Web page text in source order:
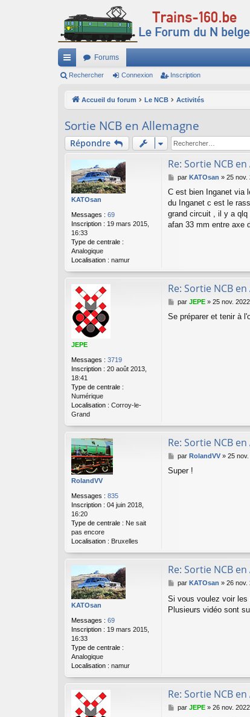
ac
ci
s
Forums
Rechercher Connexion Inscription
Accueil du forum Le NCB Activités
Sortie NCB en Allemagne
Répondre
KATOsan
Messages : 69
Inscription : 19 mars 2015,
16:33
Type de centrale :
Analogique
Localisation : namur
Re: Sortie NCB
M
s
s
a
g
par KATOsan » 25 nov.
C est bien Inganet via
du Inganet c est le
grand circuit , il y a
afan 33 mm entre axe
JEPE
Messages : 3719
Inscription : 20 août 2013,
18:41
Type de centrale :
Numérique
Localisation : Corroy-le-
Grand
Re: Sortie NCB
M
s
par JEPE» 25 nov.
Se préparer et tenir à
RolandVV
Messages : 835
Inscription : 04 juin 2018,
16:20
Type de centrale : Ne sait
pas encore
Localisation : Bruxelles
Re: Sortie NCB
M
s
par RolandVV» 25
Super !
KATOsan
Messages : 69
Inscription : 19 mars 2015,
16:33
Type de centrale :
Analogique
Localisation : namur
Re: Sortie NCB
M
s
s
par KATOsan » 26 nov.
Si vous voulez voir les
Plusieurs vidéo sont
Re: Sortie NCB
M
par JEPE» 26 nov.